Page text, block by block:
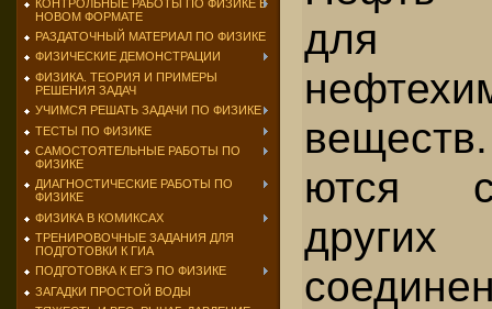
КОНТРОЛЬНЫЕ РАБОТЫ ПО ФИЗИКЕ В
НОВОМ ФОРМАТЕ
РАЗДАТОЧНЫЙ МАТЕРИАЛ ПО ФИЗИКЕ
ФИЗИЧЕСКИЕ ДЕМОНСТРАЦИИ
ФИЗИКА. ТЕОРИЯ И ПРИМЕРЫ
РЕШЕНИЯ ЗАДАЧ
УЧИМСЯ РЕШАТЬ ЗАДАЧИ ПО ФИЗИКЕ
ТЕСТЫ ПО ФИЗИКЕ
САМОСТОЯТЕЛЬНЫЕ РАБОТЫ ПО
ФИЗИКЕ
ДИАГНОСТИЧЕСКИЕ РАБОТЫ ПО
ФИЗИКЕ
ФИЗИКА В КОМИКСАХ
ТРЕНИРОВОЧНЫЕ ЗАДАНИЯ ДЛЯ
ПОДГОТОВКИ К ГИА
ПОДГОТОВКА К ЕГЭ ПО ФИЗИКЕ
ЗАГАДКИ ПРОСТОЙ ВОДЫ
для
ются
других